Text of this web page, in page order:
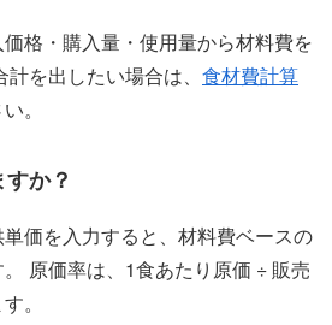
格・購入量・使用量から材料費を
を出したい場合は、 食材費計算
。
か？
価を入力すると、材料費ベースの
原価率は、1食あたり原価 ÷ 販売
。